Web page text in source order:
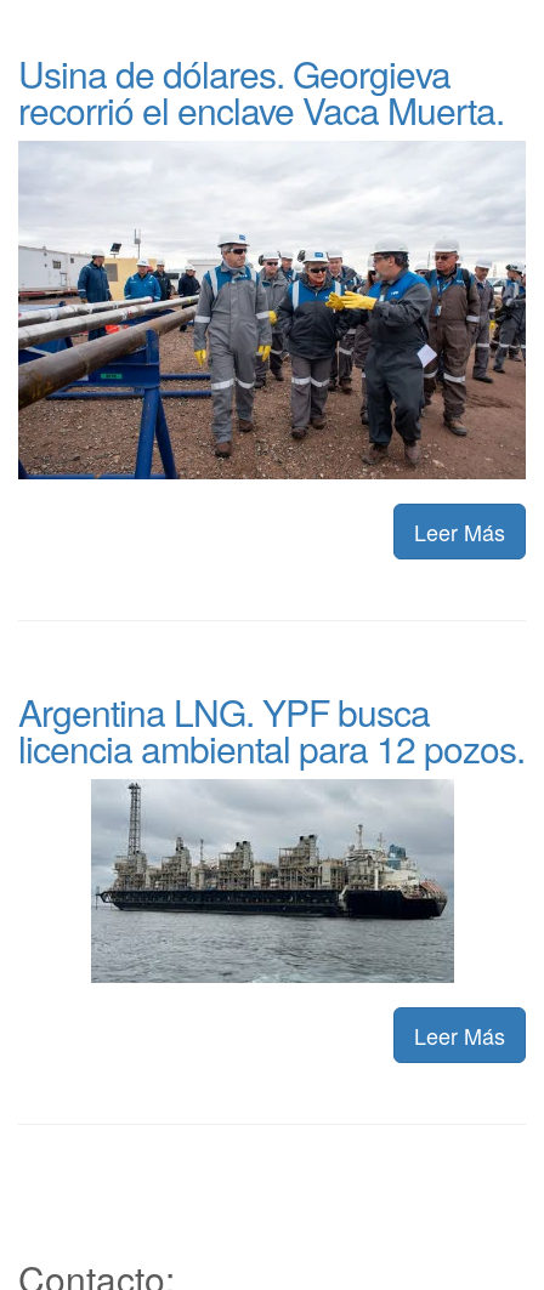
Usina de dólares. Georgieva
recorrió el enclave Vaca Muerta.
Leer Más
Argentina LNG. YPF busca
licencia ambiental para 12 pozos.
Leer Más
Contacto: